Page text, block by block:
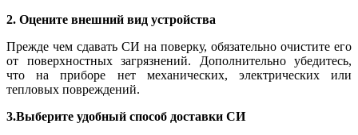
2. Оцените внешний вид устройства
Прежде чем сдавать СИ на поверку, обязательно очистите его
от поверхностных загрязнений. Дополнительно убедитесь,
что на приборе нет механических, электрических или
тепловых повреждений.
3.Выберите удобный способ доставки СИ